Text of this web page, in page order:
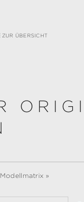
ZUR ÜBERSICHT
Modellmatrix »